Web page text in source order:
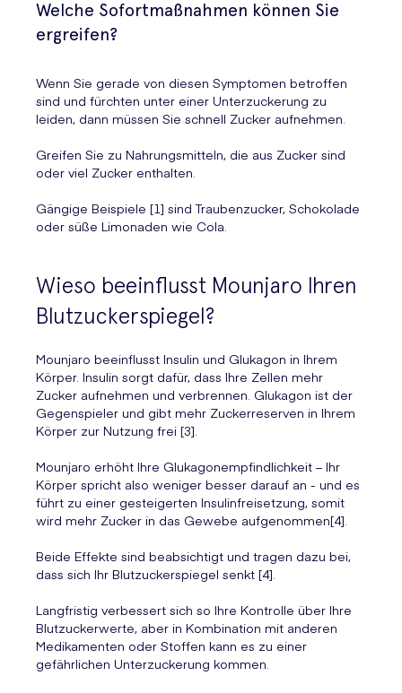
Welche Sofortmaßnahmen können Sie
ergreifen?
Wenn Sie gerade von diesen Symptomen betroffen
sind und fürchten unter einer Unterzuckerung zu
leiden, dann müssen Sie schnell Zucker aufnehmen.
Greifen Sie zu Nahrungsmitteln, die aus Zucker sind
oder viel Zucker enthalten.
Gängige Beispiele [1] sind Traubenzucker, Schokolade
oder süße Limonaden wie Cola.
Wieso beeinflusst Mounjaro Ihren
Blutzuckerspiegel?
Mounjaro beeinflusst Insulin und Glukagon in Ihrem
Körper. Insulin sorgt dafür, dass Ihre Zellen mehr
Zucker aufnehmen und verbrennen. Glukagon ist der
Gegenspieler und gibt mehr Zuckerreserven in Ihrem
Körper zur Nutzung frei [3].
Mounjaro erhöht Ihre Glukagonempfindlichkeit – Ihr
Körper spricht also weniger besser darauf an - und es
führt zu einer gesteigerten Insulinfreisetzung, somit
wird mehr Zucker in das Gewebe aufgenommen[4].
Beide Effekte sind beabsichtigt und tragen dazu bei,
dass sich Ihr Blutzuckerspiegel senkt [4].
Langfristig verbessert sich so Ihre Kontrolle über Ihre
Blutzuckerwerte, aber in Kombination mit anderen
Medikamenten oder Stoffen kann es zu einer
gefährlichen Unterzuckerung kommen.